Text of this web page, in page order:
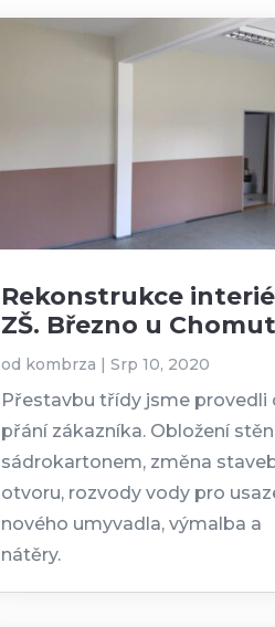
Rekonstrukce
ZŠ. Březno u
od kombrza | Srp 10, 2020
Přestavbu třídy jsme provedli
přání zákazníka. Obložení stěn
sádrokartonem, změna
otvoru, rozvody vody pro
nového umyvadla, výmalba a
nátěry.